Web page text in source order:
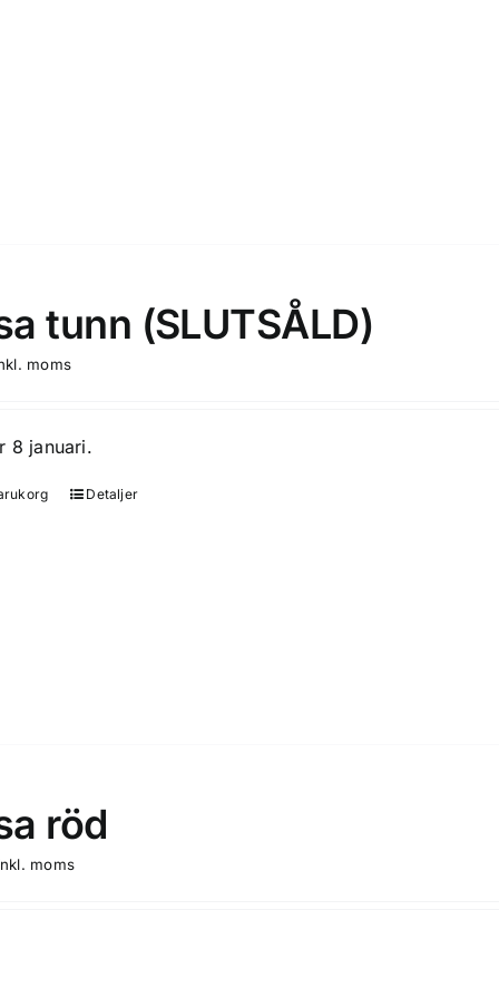
tunn (SLUTSÅLD)
moms
8 januari.
Detaljer
röd
moms